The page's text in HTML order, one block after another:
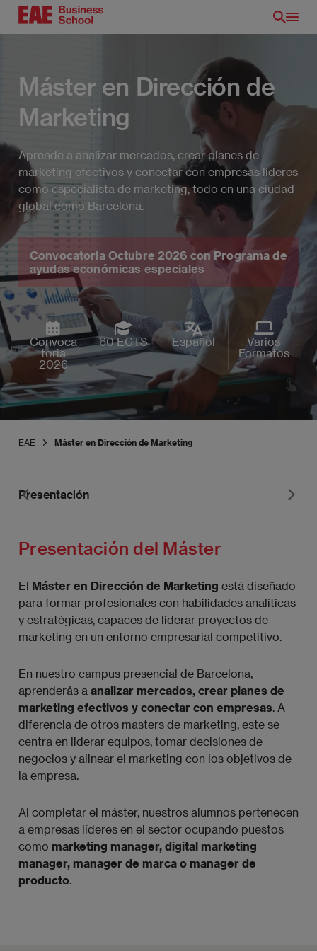
Pasar
Máster en Dirección de
Marketing
Aprende a analizar mercados, crear planes de
marketing efectivos y conectar con empresas líderes
como especialista de marketing, todo en una ciudad
global como Barcelona.
Convoca
toria
2026
60 ECTS Español
Varios
Formatos
Convocatoria Octubre 2026 con Programa de
ayudas económicas especiales
EAE Máster en Dirección de Marketing
Presentación
Presentación del Máster
El Máster en Dirección de Marketing está diseñado
para formar profesionales con habilidades analíticas
y estratégicas, capaces de liderar proyectos de
marketing en un entorno empresarial competitivo.
En nuestro campus presencial de Barcelona,
aprenderás a analizar mercados, crear planes de
marketing efectivos y conectar con empresas . A
diferencia de otros masters de marketing, este se
centra en liderar equipos, tomar decisiones de
negocios y alinear el marketing con los objetivos de
la empresa.
Al completar el máster, nuestros alumnos pertenecen
a empresas líderes en el sector ocupando puestos
como marketing manager, digital marketing
manager, manager de marca o manager de
producto